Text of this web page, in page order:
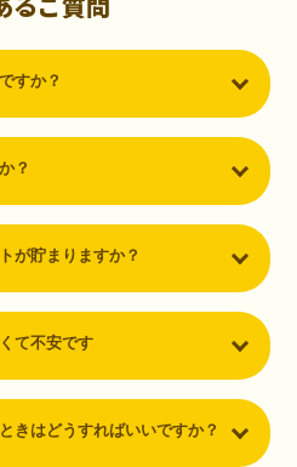
ドを発行するだけでポイントが貯ま
トカードの発行やアプリダウンロー
すか？
？
が貯まりますか？
て不安です
きはどうすればいいですか？